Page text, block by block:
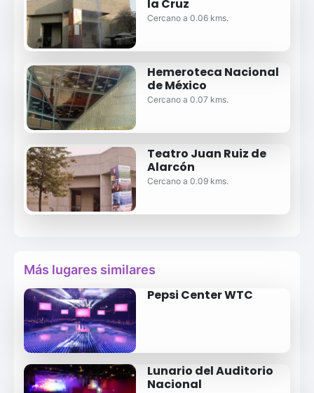
la Cruz
Cercano a 0.06 kms.
Hemeroteca Nacional
de México
Cercano a 0.07 kms.
Teatro Juan Ruiz de
Alarcón
Cercano a 0.09 kms.
Más lugares similares
Pepsi Center WTC
Lunario del Auditorio
Nacional